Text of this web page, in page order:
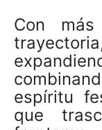
Con
espíritu
que